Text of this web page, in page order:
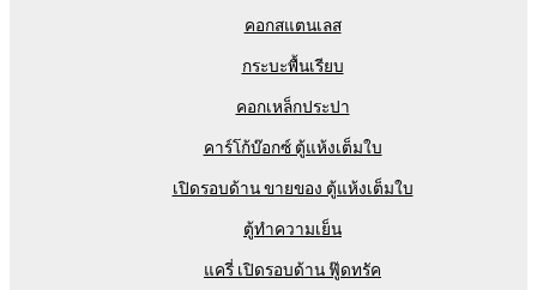
คอกสแตนเลส
กระบะพื้นเรียบ
คอกเหล็กประปา
คาร์โก้บ๊อกซ์ ตู้แห้งเต็มใบ
เปิดรอบด้าน ขายของ ตู้แห้งเต็มใบ
ตู้ทำความเย็น
แครี่ เปิดรอบด้าน ฟู๊ดทรัค